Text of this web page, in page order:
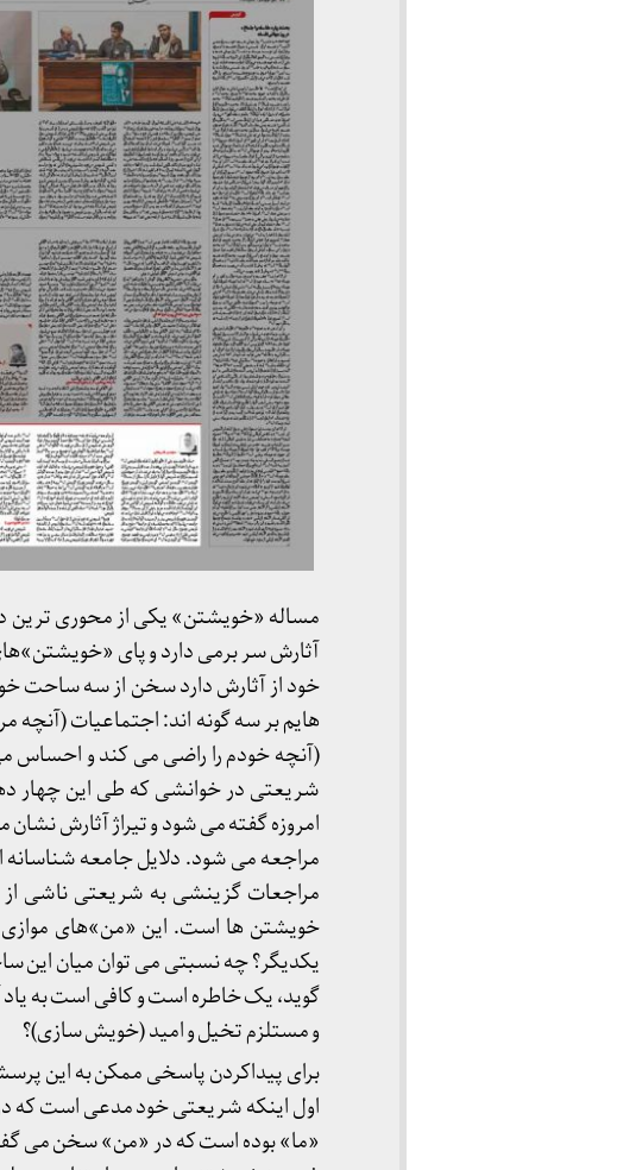
مساله «خویشتن» یکی از محوری
آثارش سر برمی دارد و پای
خود از آثارش دارد سخن از سه ساحت
هایم بر سه گونه اند: اجتماعیات
(آنچه خودم را راضی می کند و احساس
شریعتی در خوانشی که طی این چهار
امروزه گفته می شود و تیراژ آثارش
مراجعه می شود. دلایل جامعه
مراجعات گزینشی به شریعتی ناشی
خویشتن ها است. این «من»های موازی
یکدیگر؟ چه نسبتی می توان میان
گوید، یک خاطره است و کافی است به
و مستلزم تخیل و امید (خویش سازی)؟
برای پیداکردن پاسخی ممکن به این
اول اینکه شریعتی خود مدعی است که
«ما» بوده است که در «من» سخن می